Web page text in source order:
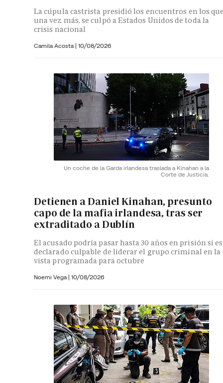
La cúpula castrista presidió los encuentros en los
una vez más, se culpó a Estados Unidos de toda la
crisis nacional
Camila Acosta | 10/08/2026
Un coche de la Garda irlandesa traslada a Kinahan a la
Corte de Justicia.
Detienen a Daniel Kinahan, presunto
capo de la mafia irlandesa, tras ser
extraditado a Dublín
El acusado podría pasar hasta 30 años en prisión si es
declarado culpable de liderar el grupo criminal en la
vista programada para octubre
Noemi Vega | 10/08/2026